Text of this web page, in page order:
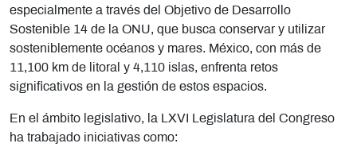
especialmente a través del Objetivo de Desarrollo
Sostenible 14 de la ONU, que busca conservar y utilizar
sosteniblemente océanos y mares. México, con más de
11,100 km de litoral y 4,110 islas, enfrenta retos
significativos en la gestión de estos espacios.
En el ámbito legislativo, la LXVI Legislatura del Congreso
ha trabajado iniciativas como: